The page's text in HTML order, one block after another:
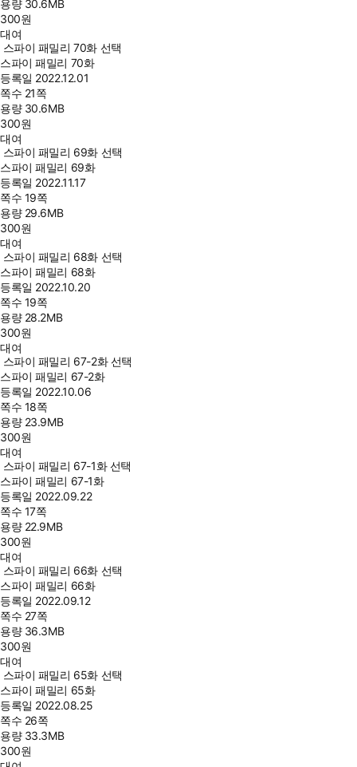
용량 30.6MB
300원
대여
스파이 패밀리 70화 선택
스파이 패밀리 70화
등록일 2022.12.01
쪽수 21쪽
용량 30.6MB
300원
대여
스파이 패밀리 69화 선택
스파이 패밀리 69화
등록일 2022.11.17
쪽수 19쪽
용량 29.6MB
300원
대여
스파이 패밀리 68화 선택
스파이 패밀리 68화
등록일 2022.10.20
쪽수 19쪽
용량 28.2MB
300원
대여
스파이 패밀리 67-2화 선택
스파이 패밀리 67-2화
등록일 2022.10.06
쪽수 18쪽
용량 23.9MB
300원
대여
스파이 패밀리 67-1화 선택
스파이 패밀리 67-1화
등록일 2022.09.22
쪽수 17쪽
용량 22.9MB
300원
대여
스파이 패밀리 66화 선택
스파이 패밀리 66화
등록일 2022.09.12
쪽수 27쪽
용량 36.3MB
300원
대여
스파이 패밀리 65화 선택
스파이 패밀리 65화
등록일 2022.08.25
쪽수 26쪽
용량 33.3MB
300원